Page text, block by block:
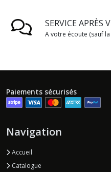
SERVICE APRÈS
A votre écoute (sauf la
Paiements sécurisés
Navigation
Accueil
Catalogue